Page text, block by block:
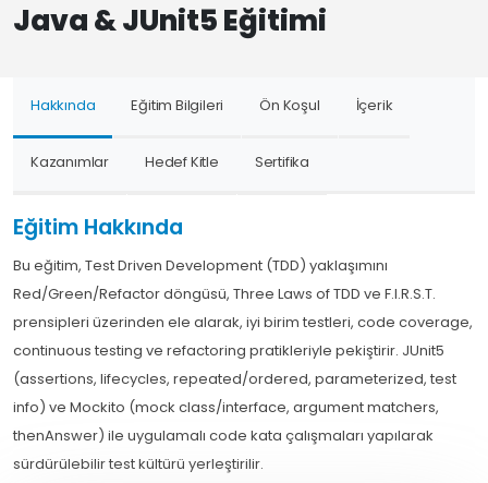
Java & JUnit5 Eğitimi
Hakkında Eğitim Bilgileri Ön Koşul İçerik
Kazanımlar Hedef Kitle Sertifika
Eğitim Hakkında
Bu eğitim, Test Driven Development (TDD) yaklaşımını
Red/Green/Refactor döngüsü, Three Laws of TDD ve F.I.R.S.T.
prensipleri üzerinden ele alarak, iyi birim testleri, code coverage,
continuous testing ve refactoring pratikleriyle pekiştirir. JUnit5
(assertions, lifecycles, repeated/ordered, parameterized, test
info) ve Mockito (mock class/interface, argument matchers,
thenAnswer) ile uygulamalı code kata çalışmaları yapılarak
sürdürülebilir test kültürü yerleştirilir.